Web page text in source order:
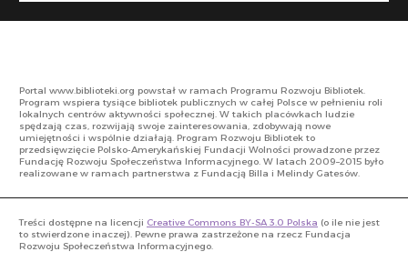
Portal www.biblioteki.org powstał w ramach Programu Rozwoju Bibliotek.
Program wspiera tysiące bibliotek publicznych w całej Polsce w pełnieniu roli
lokalnych centrów aktywności społecznej. W takich placówkach ludzie
spędzają czas, rozwijają swoje zainteresowania, zdobywają nowe
umiejętności i wspólnie działają. Program Rozwoju Bibliotek to
przedsięwzięcie Polsko-Amerykańskiej Fundacji Wolności prowadzone przez
Fundację Rozwoju Społeczeństwa Informacyjnego. W latach 2009–2015 było
realizowane w ramach partnerstwa z Fundacją Billa i Melindy Gatesów.
Treści dostępne na licencji Creative Commons BY-SA 3.0 Polska (o ile nie jest
to stwierdzone inaczej). Pewne prawa zastrzeżone na rzecz Fundacja
Rozwoju Społeczeństwa Informacyjnego.